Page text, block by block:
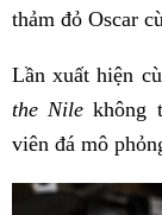
thảm đỏ Oscar
Lần xuất hiện
the Nilekhông
viên đá mô